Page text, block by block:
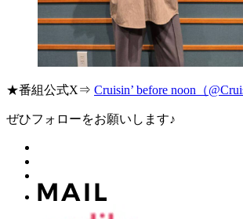
★番組公式X⇒ Cruisin’ before noon（
ぜひフォローをお願いします♪